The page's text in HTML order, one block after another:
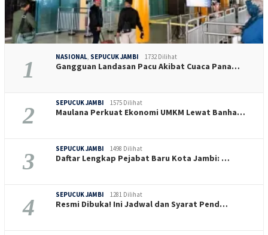
1 NASIONAL SEPUCUK JAMBI 1732 Dilihat
Gangguan Landasan Pacu Akibat Cuaca Pana…
2 SEPUCUK JAMBI 1575 Dilihat
Maulana Perkuat Ekonomi UMKM Lewat Banha…
3 SEPUCUK JAMBI 1498 Dilihat
Daftar Lengkap Pejabat Baru Kota Jambi: …
4 SEPUCUK JAMBI 1281 Dilihat
Resmi Dibuka! Ini Jadwal dan Syarat Pend…